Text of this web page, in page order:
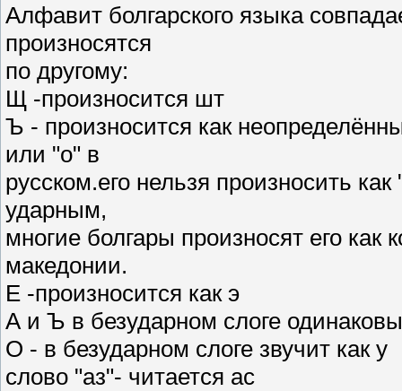
Алфавит болгарского языка
произносятся
по другому:
Щ -произносится шт
Ъ - произносится как
или "о" в
русском.его нельзя произносить
ударным,
многие болгары произносят его
македонии.
Е -произносится как э
А и Ъ в безударном слоге
О - в безударном слоге звучит как у
слово "аз"- читается ас